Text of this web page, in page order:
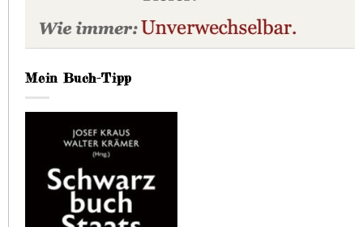
Mein Buch-Tipp